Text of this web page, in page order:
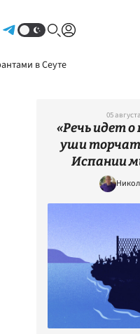
в Сеуте
05
«Речь идет о
уши
Испании